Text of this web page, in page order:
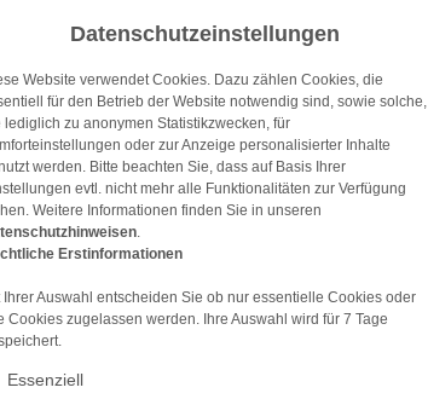
Datenschutzeinstellungen
Website verwendet Cookies. Dazu zählen Cookies, die
für den Betrieb der Website notwendig sind, sowie solche,
lediglich zu anonymen Statistikzwecken, für
oder zur Anzeige personalisierter Inhalte
werden. Bitte beachten Sie, dass auf Basis Ihrer
evtl. nicht mehr alle Funktionalitäten zur Verfügung
Weitere Informationen finden Sie in unseren
.
Erstinformationen
Ihrer Auswahl entscheiden Sie ob nur essentielle Cookies oder
Cookies zugelassen werden. Ihre Auswahl wird für 7 Tage
Essenziell